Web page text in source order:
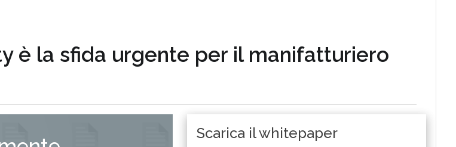
è la sfida urgente per il manifatturiero
Scarica il whitepaper